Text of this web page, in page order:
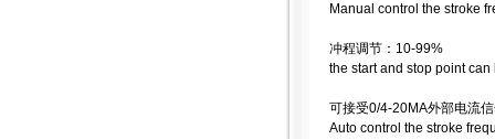
Manual control the stroke
冲程调节：10-99%
the start and stop point
可接受0/4-20MA外部电流
Auto control the stroke